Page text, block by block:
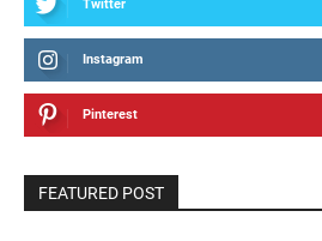
Twitter
Instagram
Pinterest
FEATURED POST